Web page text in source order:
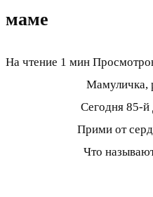
маме
На чтение 1 мин
Мамуличка,
Сегодня 85-
Прими от
Что